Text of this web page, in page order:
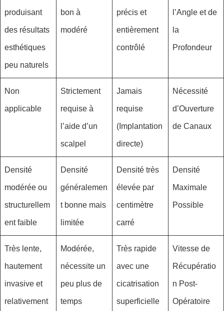
l’Angle et de
la
Profondeur
précis et
entièrement
contrôlé
bon à
modéré
produisant
des résultats
esthétiques
peu naturels
Nécessité
d’Ouverture
de Canaux
Jamais
requise
(Implantation
directe)
Strictement
requise à
l’aide d’un
scalpel
Non
applicable
Densité
Maximale
Possible
Densité très
élevée par
centimètre
carré
Densité
généralemen
t bonne mais
limitée
Densité
modérée ou
structurellem
ent faible
Vitesse de
Récupératio
n Post-
Opératoire
Très rapide
avec une
cicatrisation
superficielle
Modérée,
nécessite un
peu plus de
temps
Très lente,
hautement
invasive et
relativement